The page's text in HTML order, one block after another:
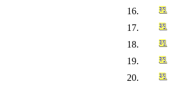
16.
17.
18.
19.
20.